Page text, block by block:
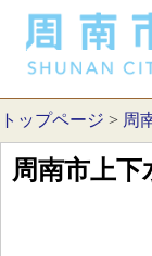
トップページ > 周
周南市上下